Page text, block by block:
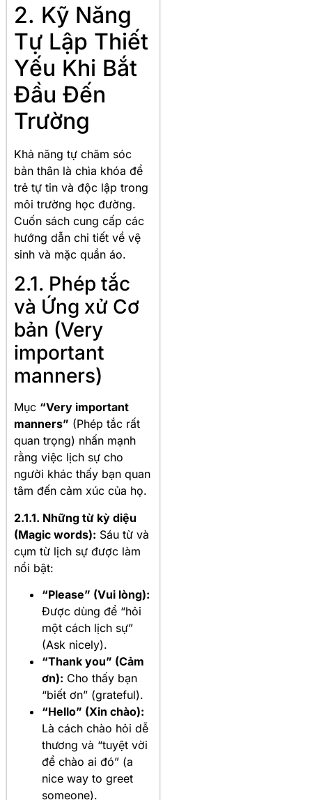
2. Kỹ Năng
Tự Lập Thiết
Yếu Khi Bắt
Đầu Đến
Trường
Khả năng tự chăm sóc
bản thân là chìa khóa để
trẻ tự tin và độc lập trong
môi trường học đường.
Cuốn sách cung cấp các
hướng dẫn chi tiết về vệ
sinh và mặc quần áo.
2.1. Phép tắc
và Ứng xử Cơ
bản (Very
important
manners)
Mục “Very important
manners” (Phép tắc rất
quan trọng) nhấn mạnh
rằng việc lịch sự cho
người khác thấy bạn quan
tâm đến cảm xúc của họ.
2.1.1. Những từ kỳ diệu
(Magic words): Sáu từ và
cụm từ lịch sự được làm
nổi bật:
“Please” (Vui lòng):
Được dùng để “hỏi
một cách lịch sự”
(Ask nicely).
“Thank you” (Cảm
ơn): Cho thấy bạn
“biết ơn” (grateful).
“Hello” (Xin chào):
Là cách chào hỏi dễ
thương và “tuyệt vời
để chào ai đó” (a
nice way to greet
someone).